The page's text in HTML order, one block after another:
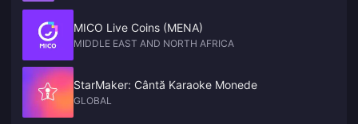
MICO Live Coins (MENA)
MIDDLE EAST AND NORTH AFRICA
StarMaker: Cântă Karaoke Monede
GLOBAL